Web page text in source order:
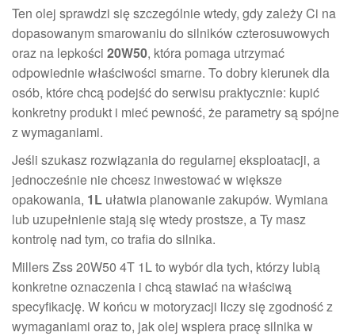
Ten olej sprawdzi się szczególnie wtedy, gdy zależy Ci na
dopasowanym smarowaniu do silników czterosuwowych
oraz na lepkości 20W50, która pomaga utrzymać
odpowiednie właściwości smarne. To dobry kierunek dla
osób, które chcą podejść do serwisu praktycznie: kupić
konkretny produkt i mieć pewność, że parametry są spójne
z wymaganiami.
Jeśli szukasz rozwiązania do regularnej eksploatacji, a
jednocześnie nie chcesz inwestować w większe
opakowania, 1L ułatwia planowanie zakupów. Wymiana
lub uzupełnienie stają się wtedy prostsze, a Ty masz
kontrolę nad tym, co trafia do silnika.
Millers Zss 20W50 4T 1L to wybór dla tych, którzy lubią
konkretne oznaczenia i chcą stawiać na właściwą
specyfikację. W końcu w motoryzacji liczy się zgodność z
wymaganiami oraz to, jak olej wspiera pracę silnika w